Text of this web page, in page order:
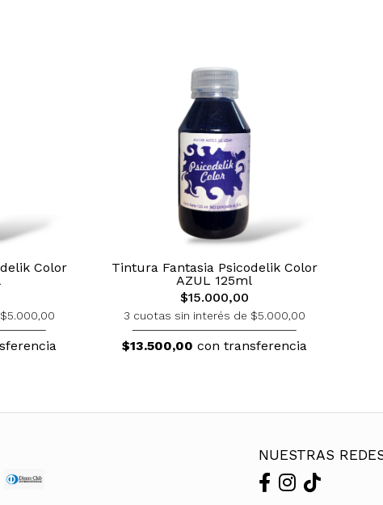
Color
Tintura Fantasia Psicodelik Color
AZUL 125ml
$15.000,00
3 cuotas sin interés de $5.000,00
$13.500,00 con transferencia
NUESTRAS